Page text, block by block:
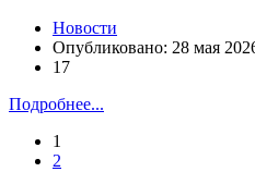
Новости
Опубликовано: 28 мая
17
Подробнее...
1
2